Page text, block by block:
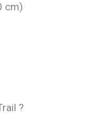
cm)
?